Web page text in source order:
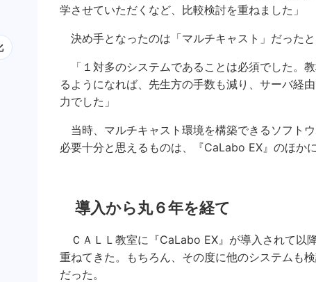
学させていただくなど、比較検討を重ねました」
決め手となったのは「マルチキャスト」だったと
「１対多のシステムであることは必須でした。
るようになれば、先生方の手数も減り、サーバ経
力でした」
当時、マルチキャスト環境を構築できるソフト
必要十分と思えるものは、『CaLabo EX』のほか
導入から丸６年を経て
ＣＡＬＬ教室に『CaLabo EX』が導入されて以
重ねてきた。もちろん、その度に他のシステムも
だった。